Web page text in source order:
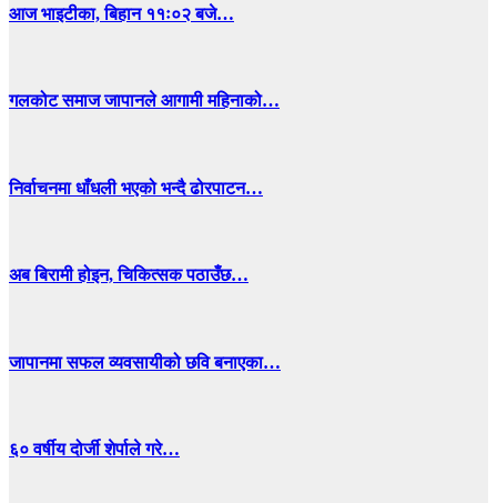
आज भाइटीका, बिहान ११ः०२ बजे…
गलकोट समाज जापानले आगामी महिनाको…
निर्वाचनमा धाँधली भएको भन्दै ढोरपाटन…
अब बिरामी होइन, चिकित्सक पठाउँछ…
जापानमा सफल व्यवसायीको छवि बनाएका…
६० वर्षीय दोर्जी शेर्पाले गरे…